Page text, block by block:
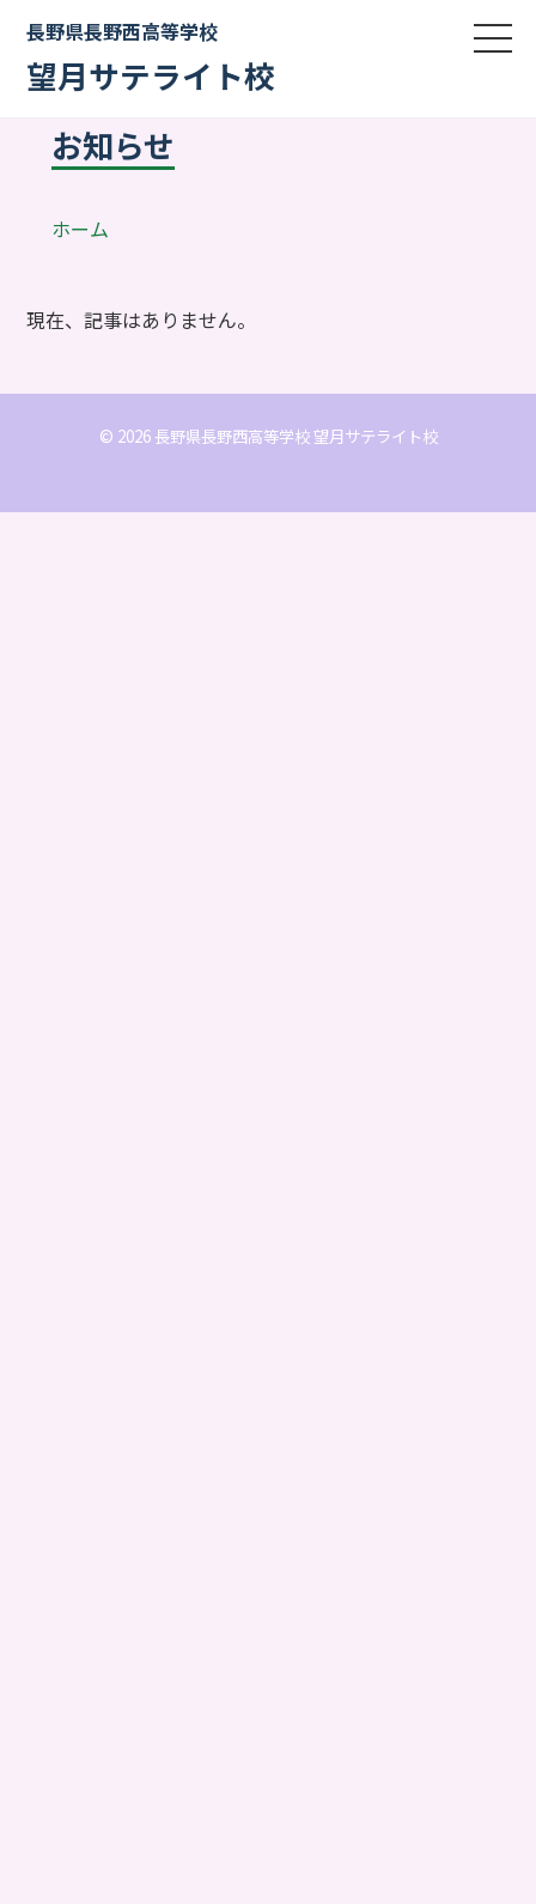
長野県長野西高等学校
望月サテライト校
お知らせ
ホーム
現在、記事はありません。
© 2026 長野県長野西高等学校 望月サテライト校